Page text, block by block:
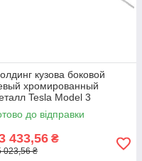
кузова боковой
хромированный
Tesla Model 3
60-C) ALL Качество
до відправки
433,56 ₴
023,56 ₴